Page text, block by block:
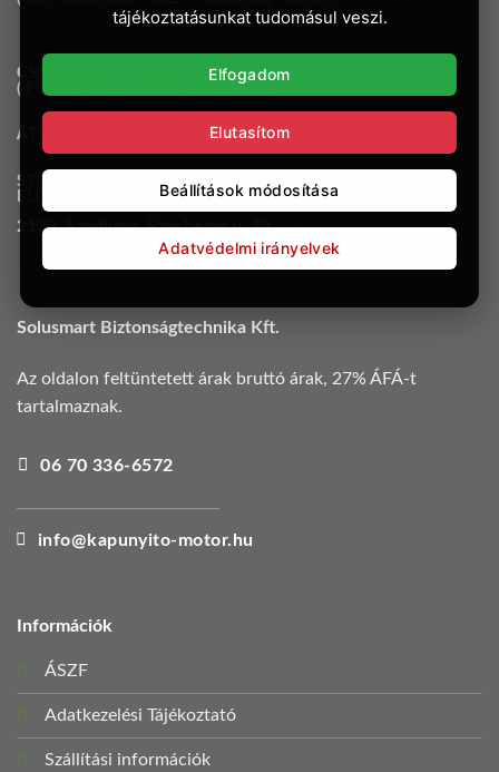
CSOMAGAUTOMATÁK:
( POSTA / ALZA BOX / PACKETA )
ÁTVEVŐPONTOK: OMW
SZEMÉLYES ÁTVÉTEL
ELŐRE EGYEZTETETT IDŐPONTBAN:
2133. Sződliget, Széchenyi u. 13.
Solusmart Biztonságtechnika Kft.
Az oldalon feltüntetett árak bruttó árak, 27% ÁFÁ-t
tartalmaznak.
06 70 336-6572
info@kapunyito-motor.hu
Információk
ÁSZF
Adatkezelési Tájékoztató
Szállítási információk
tájékoztatásunkat tudomásul veszi.
Elfogadom
Elutasítom
Beállítások módosítása
Adatvédelmi irányelvek